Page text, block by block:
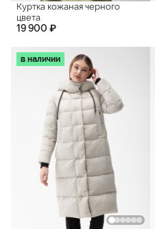
Куртка кожаная черного
цвета
19 900 ₽
в наличии